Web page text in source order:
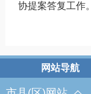
协提案答复工作。